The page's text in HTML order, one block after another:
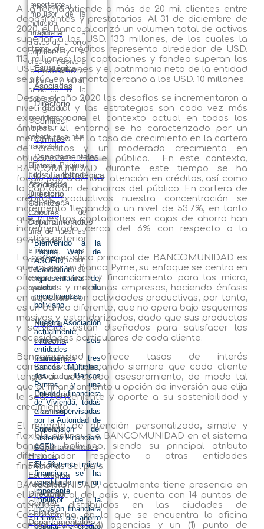
internacional.
Historia
Filosofía
Estratégica
Asociadas
Directorio
Comités
Comités
Departamentales
Historia
Filosofía Estratégica
Asociadas
Directorio
Comités
Comités
Departamentales
Bienvenido a la
Página Web de
ASOFIN,
Asociación
representativa del
sector de
microfinanzas
boliviano.
Nuestra Asociación
actualmente,
concentra seis
entidades
financiera, tres
Bancos Múltiples,
dos Bancos
Pymes y una
Entidad financiera
de Vivienda, todas
ellas supervisadas
por la Autoridad de
Supervisión del
Sistema Financiero
ASFI).
El Sistema micro
financiero se ha
constituido en un
importante
impulsor de la
inclusión financiera
a través del ahorro
popular y el crédito
importante
impulsor de la
inclusión
financiera a
través del ahorro
popular y el
crédito masivo a
la microempresa
urbana y rural,
sirviendo a la
población y
brindando
servicios con una
importante
cobertura a nivel
nacional.
En esta Página,
podrá obtener
información
financiera
actualizada,
datos de
contacto de cada
una de nuestras
entidades
afiliadas, así
como información
del sector en su
conjunto a nivel
nacional e
internacional.
Historia
Filosofía
Estratégica
Asociadas
Directorio
Comités
Comités
Departamentales
Historia
Filosofía
Estratégica
Asociadas
Directorio
Comités
Comités
Departamentales
A la fecha atiende a más de 20 mil clientes entre
depositantes y prestatarios. Al 31 de diciembre de
2020, el Banco alcanzó un volumen total de activos
superior a los USD. 133 millones, de los cuales la
cartera de créditos representa alrededor de USD.
115 millones; las captaciones y fondeo superan los
USD. 123 millones y el patrimonio neto de la entidad
se sitúa en un monto cercano a los USD. 10 millones.
Desde el año 2020 los desafíos se incrementaron a
nivel global y las estrategias son cada vez más
exigentes para el contexto actual en todos los
ámbitos. El entorno se ha caracterizado por un
menor ritmo en la tasa de crecimiento en la cartera
de créditos y un moderado crecimiento en
obligaciones con el público. En este contexto,
BANCOMUNIDAD durante este tiempo se ha
focalizado a brindar atención en créditos, así como
la captación de ahorros del público. En cartera de
créditos productivos nuestra concentración se
incrementó llegando a un nivel de 53.7%, en tanto
que nuestras captaciones en cajas de ahorro han
incrementado cerca del 6% con respecto a la
gestión anterior.
La característica principal de BANCOMUNIDAD es
que, al ser un Banco Pyme, su enfoque se centra en
ofrecer servicios y financiamiento para las micro,
pequeñas y medianas empresas, haciendo énfasis
en aquellas con actividades productivas; por tanto,
es un banco diferente, que no opera bajo esquemas
masivos y estandarizados, dado que sus productos
y servicios están diseñados para satisfacer las
necesidades particulares de cada cliente.
Bancomunidad ofrece tasas de interés
competitivas, buscando siempre que cada cliente
tenga un adecuado asesoramiento, de modo tal
que el financiamiento u opción de inversión que elija
le sea conveniente y aporte a su sostenibilidad y
crecimiento.
El modelo de atención personalizada, simple y
flexible distingue a BANCOMUNIDAD en el sistema
bancario boliviano, siendo su principal atributo
diferenciador respecto a otras entidades
financieras del país.
BANCOMUNIDAD, actualmente tiene presencia en
el eje troncal del país y, cuenta con 14 puntos de
atención distribuidos en las ciudades de
Cochabamba, en la que se encuentra la oficina
central, cuatro (4) agencias y un (1) punto de